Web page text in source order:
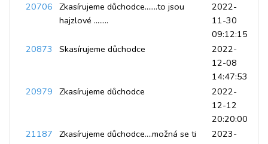
20706 Zkasírujeme důchodce.......to jsou
hajzlové ........
2022-
11-30
09:12:15
20873
Skasírujeme důchodce
2022-
12-08
14:47:53
20979 Zkasírujeme důchodce
2022-
12-12
20:20:00
21187 Zkasírujeme důchodce....možná se ti
2023-